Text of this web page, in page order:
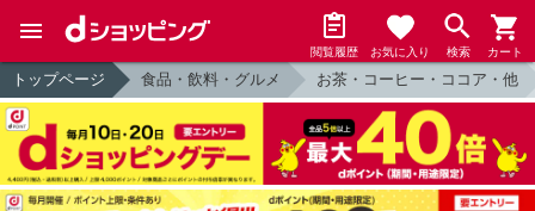
閲覧履歴 お気に入り 検索 カート
トップページ 食品・飲料・グルメ お茶・コーヒー・ココア・他